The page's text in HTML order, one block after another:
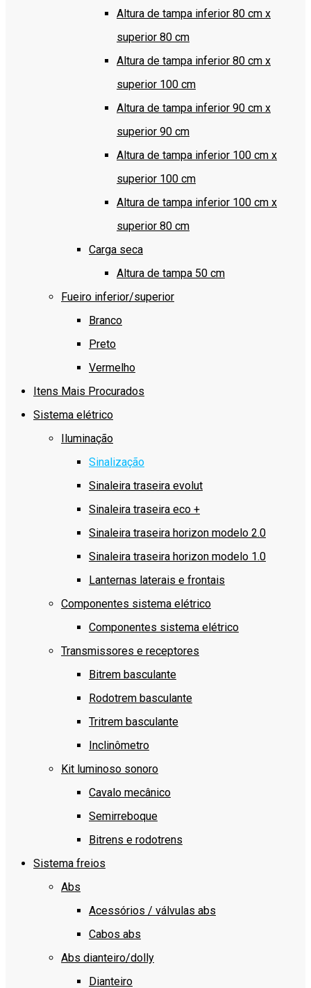
Altura de tampa inferior 80 cm x
superior 80 cm
Altura de tampa inferior 80 cm x
superior 100 cm
Altura de tampa inferior 90 cm x
superior 90 cm
Altura de tampa inferior 100 cm x
superior 100 cm
Altura de tampa inferior 100 cm x
superior 80 cm
Carga seca
Altura de tampa 50 cm
Fueiro inferior/superior
Branco
Preto
Vermelho
Itens Mais Procurados
Sistema elétrico
Iluminação
Sinalização
Sinaleira traseira evolut
Sinaleira traseira eco +
Sinaleira traseira horizon modelo 2.0
Sinaleira traseira horizon modelo 1.0
Lanternas laterais e frontais
Componentes sistema elétrico
Componentes sistema elétrico
Transmissores e receptores
Bitrem basculante
Rodotrem basculante
Tritrem basculante
Inclinômetro
Kit luminoso sonoro
Cavalo mecânico
Semirreboque
Bitrens e rodotrens
Sistema freios
Abs
Acessórios / válvulas abs
Cabos abs
Abs dianteiro/dolly
Dianteiro